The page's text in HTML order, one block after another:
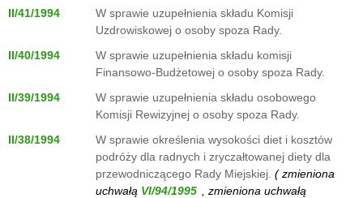
II/41/1994
W sprawie uzupełnienia składu Komisji
Uzdrowiskowej o osoby spoza Rady.
II/40/1994
W sprawie uzupełnienia składu komisji
Finansowo-Budżetowej o osoby spoza Rady.
II/39/1994
W sprawie uzupełnienia składu osobowego
Komisji Rewizyjnej o osoby spoza Rady.
II/38/1994
W sprawie określenia wysokości diet i kosztów
podróży dla radnych i zryczałtowanej diety dla
przewodniczącego Rady Miejskiej. ( zmieniona
uchwałą
, zmieniona uchwałą